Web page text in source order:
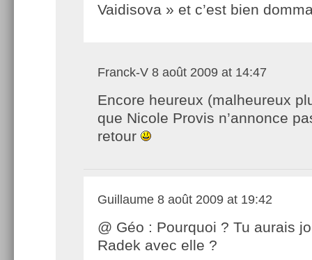
Vaidisova » et c’est bien
Franck-V 8 août 2009 at 14:47
Encore heureux (malheureux
que Nicole Provis n’annonce
retour
Guillaume 8 août 2009 at 19:42
@ Géo : Pourquoi ? Tu aurais
Radek avec elle ?